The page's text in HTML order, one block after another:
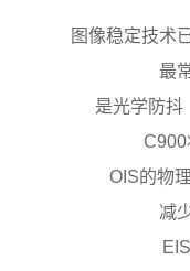
图像稳定技术
最
是光学防抖
C900
OIS的物
减